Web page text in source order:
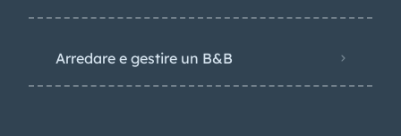
Arredare e gestire un B&B